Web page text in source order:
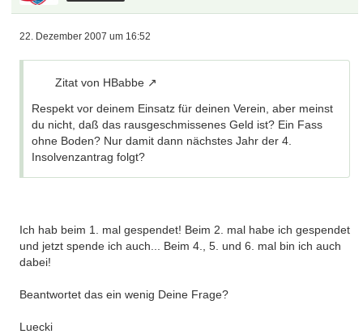
22. Dezember 2007 um 16:52
Zitat von HBabbe
Respekt vor deinem Einsatz für deinen Verein, aber meinst
du nicht, daß das rausgeschmissenes Geld ist? Ein Fass
ohne Boden? Nur damit dann nächstes Jahr der 4.
Insolvenzantrag folgt?
Ich hab beim 1. mal gespendet! Beim 2. mal habe ich gespendet
und jetzt spende ich auch... Beim 4., 5. und 6. mal bin ich auch
dabei!
Beantwortet das ein wenig Deine Frage?
Luecki